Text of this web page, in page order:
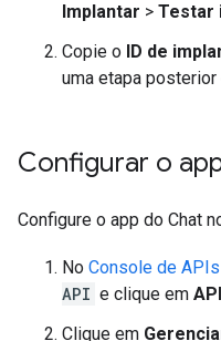
Implantar > Testar
Copie o ID de
uma etapa
Configurar o
Configure o app do Chat
No Console de APIs
API e clique em
Clique em